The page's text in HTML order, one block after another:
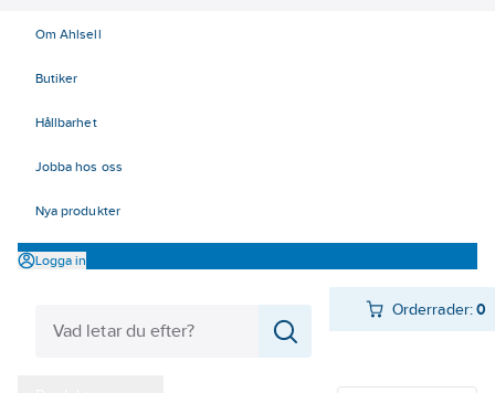
Om Ahlsell
Butiker
Hållbarhet
Jobba hos oss
Nya produkter
Logga in
Orderrader:0